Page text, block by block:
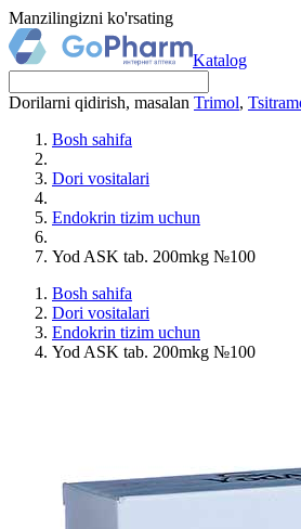
Manzilingizni ko'rsating
Katalog
Dorilarni qidirish, masalan Trimol,
Bosh sahifa
Dori vositalari
Endokrin tizim uchun
Yod ASK tab. 200mkg №100
Bosh sahifa
Dori vositalari
Endokrin tizim uchun
Yod ASK tab. 200mkg №100